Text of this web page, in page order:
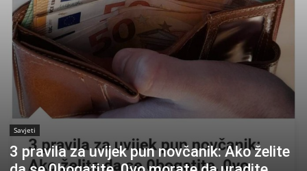
Savjeti
3 pravila za uvijek pun novčanik: Ako želite